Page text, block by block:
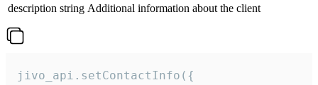
description string Additional information about the client
jivo_api.setContactInfo({